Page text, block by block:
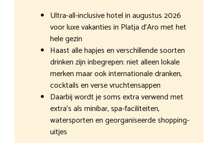
Ultra-all-inclusive hotel in augustus 2026
voor luxe vakanties in Platja d’Aro met het
hele gezin
Haast alle hapjes en verschillende soorten
drinken zijn inbegrepen: niet alleen lokale
merken maar ook internationale dranken,
cocktails en verse vruchtensappen
Daarbij wordt je soms extra verwend met
extra’s als minibar, spa-faciliteiten,
watersporten en georganiseerde shopping-
uitjes